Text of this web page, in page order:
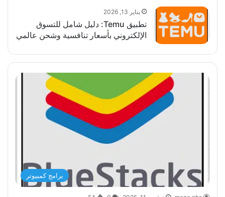
يناير 13, 2026
تطبيق Temu: دليل شامل للتسوق
الإلكتروني بأسعار تنافسية وشحن عالمي
برامج كمبيوتر